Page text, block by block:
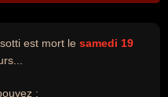
est mort le samedi 19
: